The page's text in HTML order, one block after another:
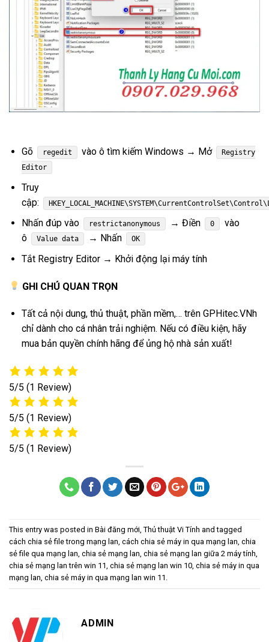
Gõ regedit vào ô tìm kiếm Windows → Mở
Registry
Editor
Truy
cập:
Nhấn đúp vào restrictanonymous → Điền 0
vào
ô
Value data → Nhấn OK
Tắt Registry Editor → Khởi động lại máy tính
GHI CHÚ QUAN TRỌN
Tất cả nội dung, thủ thuật, phần mềm,… trên GPHitec.VNh
chỉ dành cho cá nhân trải nghiệm. Nếu có điều kiện, hãy
mua bản quyền chính hãng để ủng hộ nhà sản xuất!
5/5 (1 Review)
5/5 (1 Review)
5/5 (1 Review)
This entry was posted in Bài đăng mới Thủ thuật Vi Tính and tagged
cách chia sẻ file trong mạng lan cách chia sẻ máy in qua mạng lan chia
sẻ file qua mạng lan chia sẻ mạng lan chia sẻ mạng lan giữa 2 máy tính
chia sẻ mạng lan trên win 11 chia sẻ mạng lan win 10 chia sẻ máy in qua
mạng lan chia sẻ máy in qua mạng lan win 11
ADMIN